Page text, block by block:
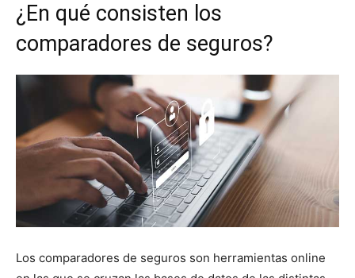
¿En qué consisten los
comparadores de seguros?
Los comparadores de seguros son herramientas online